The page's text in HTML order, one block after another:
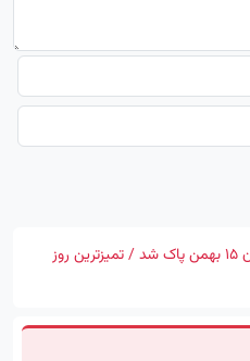
هوای تهران 15 بهمن پاک‌ شد / تمیزترین روز